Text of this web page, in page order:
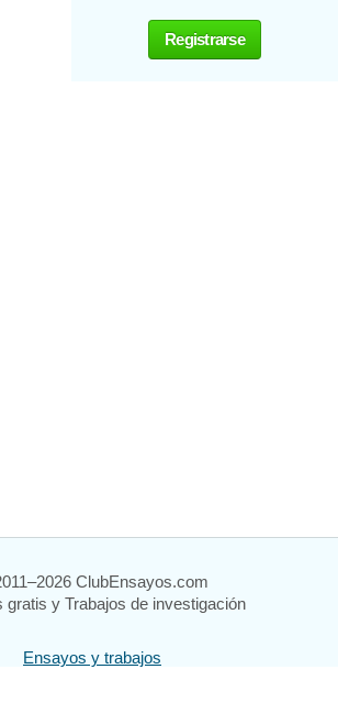
Registrarse
ClubEnsayos.com
gratis y Trabajos de investigación
Ensayos y trabajos